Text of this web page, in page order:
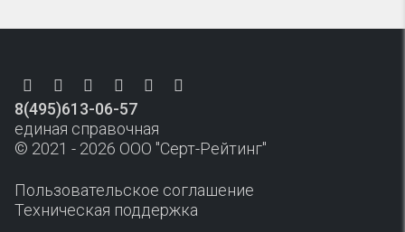
8(495)613-06-57
единая справочная
© 2021 - 2026 ООО "Серт-Рейтинг"
Пользовательское соглашение
Техническая поддержка